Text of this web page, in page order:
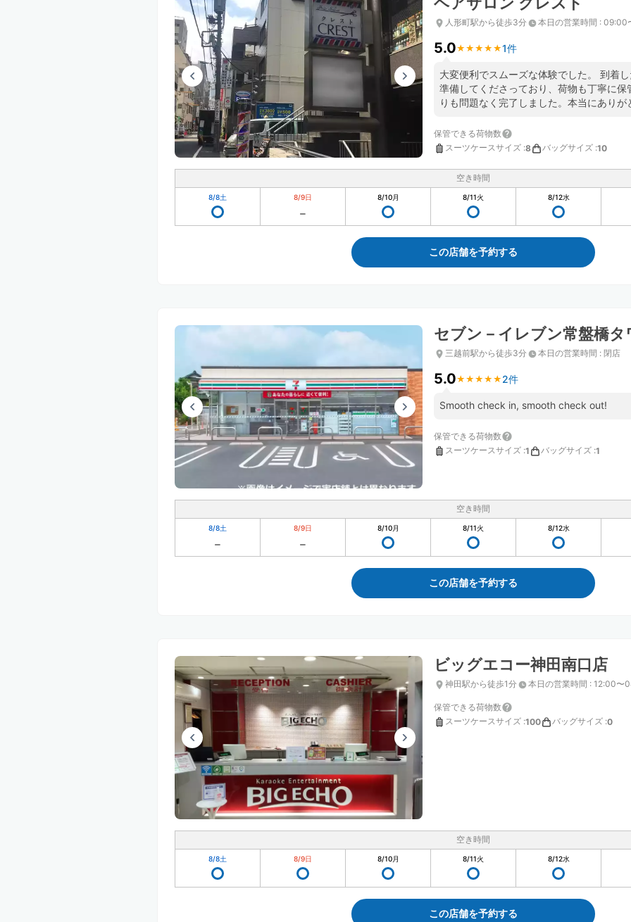
人形町駅から徒歩3分 本日の営業時間 : 09:00
5.0★ ★ ★ ★ ★
★ ★ ★ ★ ★1件
大変便利でスムーズな体験でした。 到着
準備してくださっており、荷物も丁寧に
りも問題なく完了しました。本当にありが
保管できる荷物数
スーツケースサイズ :8 バッグサイズ :10
空き時間
8/8土 8/9日 8/10月 8/11火 8/12水
この店舗を予約する
セブン－イレブン常盤橋タ
三越前駅から徒歩3分 本日の営業時間 : 閉店
5.0★ ★ ★ ★ ★
★ ★ ★ ★ ★ 2件
Smooth check in, smooth check out!
保管できる荷物数
スーツケースサイズ :1 バッグサイズ :1
空き時間
8/8土 8/9日 8/10月 8/11火 8/12水
この店舗を予約する
ビッグエコー神田南口店
神田駅から徒歩1分 本日の営業時間 : 12:00〜
保管できる荷物数
スーツケースサイズ :100 バッグサイズ :0
空き時間
8/8土 8/9日 8/10月 8/11火 8/12水
この店舗を予約する